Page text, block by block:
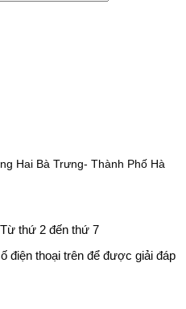
Hai Bà Trưng- Thành Phố Hà
thứ 2 đến thứ 7
điện thoại trên để được giải đáp